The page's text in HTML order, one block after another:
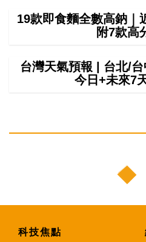
19款即食麵全數高鈉｜
附7款高
台灣天氣預報 | 台北/
今日+未來7
科技焦點